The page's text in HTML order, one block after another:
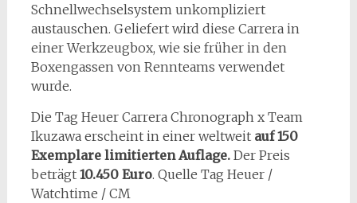
Schnellwechselsystem unkompliziert
austauschen. Geliefert wird diese Carrera in
einer Werkzeugbox, wie sie früher in den
Boxengassen von Rennteams verwendet
wurde.
Die Tag Heuer Carrera Chronograph x Team
Ikuzawa erscheint in einer weltweit auf 150
Exemplare limitierten Auflage.Der Preis
beträgt 10.450 Euro. Quelle Tag Heuer /
Watchtime / CM